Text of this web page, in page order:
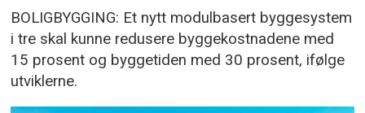
BOLIGBYGGING: Et nytt modulbasert byggesystem
i tre skal kunne redusere byggekostnadene med
15 prosent og byggetiden med 30 prosent, ifølge
utviklerne.